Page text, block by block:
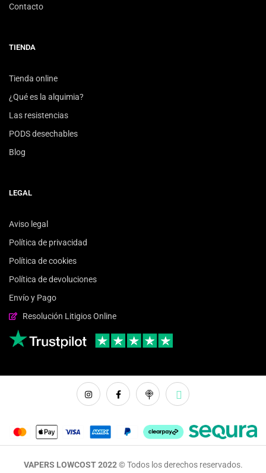
Contacto
TIENDA
Tienda online
¿Qué es la alquimia?
Las resistencias
PODS desechables
Blog
LEGAL
Aviso legal
Política de privacidad
Política de cookies
Política de devoluciones
Envío y Pago
Resolución Litigios Online
VAPERS LOWCOST 2022 ©Todos los derechos reservados.